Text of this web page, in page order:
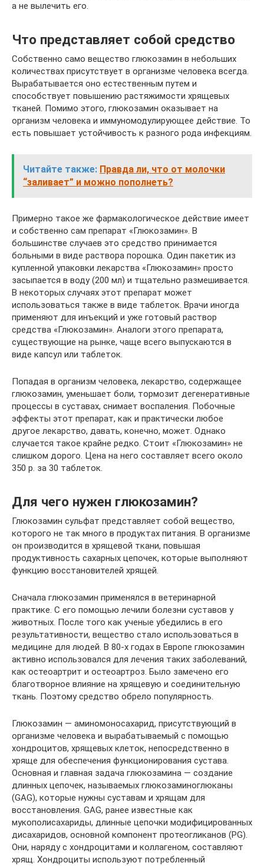
а не вылечить его.
Что представляет собой средство
Собственно само вещество глюкозамин в небольших
количествах присутствует в организме человека всегда.
Вырабатывается оно естественным путем и
способствует повышению растяжимости хрящевых
тканей. Помимо этого, глюкозамин оказывает на
организм человека и иммуномодулирующее действие. То
есть повышает устойчивость к разного рода инфекциям.
Читайте также: Правда ли, что от молочки
“заливает” и можно пополнеть?
Примерно такое же фармакологическое действие имеет
и собственно сам препарат «Глюкозамин». В
большинстве случаев это средство принимается
больными в виде раствора порошка. Один пакетик из
купленной упаковки лекарства «Глюкозамин» просто
засыпается в воду (200 мл) и тщательно размешивается.
В некоторых случаях этот препарат может
использоваться также в виде таблеток. Врачи иногда
применяют для инъекций и уже готовый раствор
средства «Глюкозамин». Аналоги этого препарата,
существующие на рынке, чаще всего выпускаются в
виде капсул или таблеток.
Попадая в организм человека, лекарство, содержащее
глюкозамин, уменьшает боли, тормозит дегенеративные
процессы в суставах, снимает воспаления. Побочные
эффекты этот препарат, как и практически любое
другое лекарство, давать, конечно, может. Однако
случается такое крайне редко. Стоит «Глюкозамин» не
слишком дорого. Цена на него составляет всего около
350 р. за 30 таблеток.
Для чего нужен глюкозамин?
Глюкозамин сульфат представляет собой вещество,
которого не так много в продуктах питания. В организме
он производится в хрящевой ткани, повышая
продуктивность сахарных цепочек, которые выполняют
функцию восстановителей хрящей.
Сначала глюкозамин применялся в ветеринарной
практике. С его помощью лечили болезни суставов у
животных. После того как ученые убедились в его
результативности, вещество стало использоваться в
медицине для людей. В 80-х годах в Европе глюкозамин
активно использовался для лечения таких заболеваний,
как остеоартрит и остеоартроз. Было замечено его
благотворное влияние на хрящевую и соединительную
ткань. Поэтому средство обрело популярность.
Глюкозамин — аминомоносахарид, присутствующий в
организме человека и вырабатываемый с помощью
хондроцитов, хрящевых клеток, непосредственно в
хряще для обеспечения функционирования сустава.
Основная и главная задача глюкозамина — создание
длинных цепочек, называемых глюкозаминоглюканы
(GAG), которые нужны суставам и хрящам для
восстановления. GAG, ранее известные как
мукополисахариды, длинные цепочки модифицированных
дисахаридов, основной компонент протеогликанов (PG).
Они, наряду с хондроцитами и коллагеном, составляют
хрящ. Хондроциты используют потребленный